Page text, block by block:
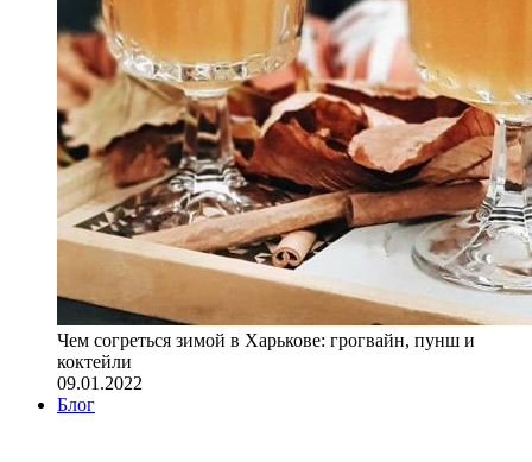
Чем согреться зимой в Харькове: грогвайн, пунш и
коктейли
09.01.2022
Блог